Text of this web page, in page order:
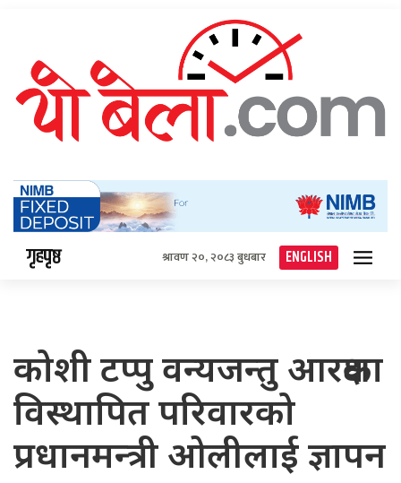
गृहपृष्ठ श्रावण २०, २०८३ बुधबार ENGLISH
कोशी टप्पु वन्यजन्तु आरक्षका
विस्थापित परिवारको
प्रधानमन्त्री ओलीलाई ज्ञापन